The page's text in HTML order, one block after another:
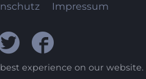
Impressum
experience on our website.